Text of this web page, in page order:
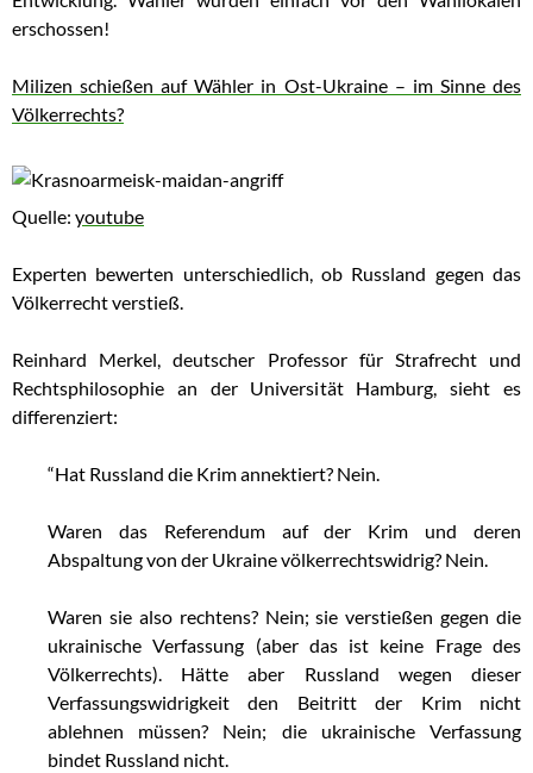
erschossen!
Milizen schießen auf Wähler in Ost-Ukraine – im Sinne des
Völkerrechts?
Quelle: youtube
Experten bewerten unterschiedlich, ob Russland gegen das
Völkerrecht verstieß.
Reinhard Merkel, deutscher Professor für Strafrecht und
Rechtsphilosophie an der Universität Hamburg, sieht es
differenziert:
“Hat Russland die Krim annektiert? Nein.
Waren das Referendum auf der Krim und deren
Abspaltung von der Ukraine völkerrechtswidrig? Nein.
Waren sie also rechtens? Nein; sie verstießen gegen die
ukrainische Verfassung (aber das ist keine Frage des
Völkerrechts). Hätte aber Russland wegen dieser
Verfassungswidrigkeit den Beitritt der Krim nicht
ablehnen müssen? Nein; die ukrainische Verfassung
bindet Russland nicht.